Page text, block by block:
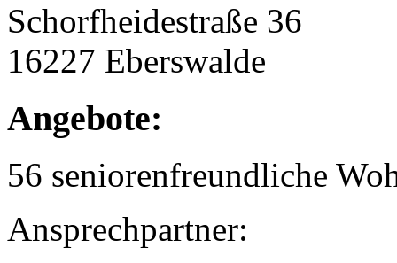
Schorfheidestraße 36
16227 Eberswalde
Angebote:
56 seniorenfreundliche
Ansprechpartner: